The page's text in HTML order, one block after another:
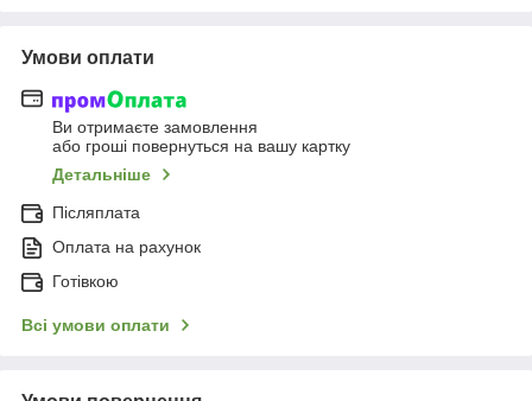
Умови оплати
Ви отримаєте замовлення
або гроші повернуться на вашу картку
Детальніше
Післяплата
Оплата на рахунок
Готівкою
Всі умови оплати